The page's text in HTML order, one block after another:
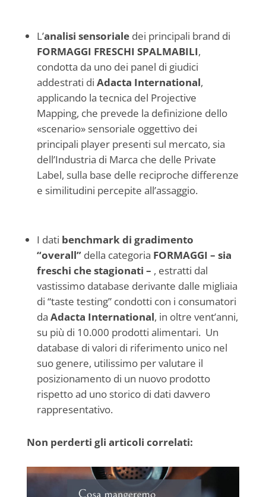
L’analisi sensoriale dei principali brand di
FORMAGGI FRESCHI SPALMABILI,
condotta da uno dei panel di giudici
addestrati di Adacta International,
applicando la tecnica del Projective
Mapping, che prevede la definizione dello
«scenario» sensoriale oggettivo dei
principali player presenti sul mercato, sia
dell’Industria di Marca che delle Private
Label, sulla base delle reciproche differenze
e similitudini percepite all’assaggio.
I dati benchmark di gradimento
“overall”della categoria FORMAGGI – sia
freschi che stagionati – , estratti dal
vastissimo database derivante dalle migliaia
di “taste testing” condotti con i consumatori
da Adacta International, in oltre vent’anni,
su più di 10.000 prodotti alimentari. Un
database di valori di riferimento unico nel
suo genere, utilissimo per valutare il
posizionamento di un nuovo prodotto
rispetto ad uno storico di dati davvero
rappresentativo.
Non perderti gli articoli correlati: